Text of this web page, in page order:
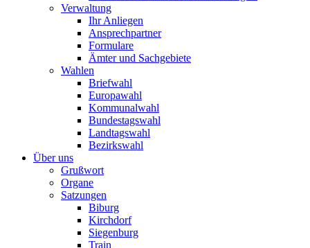
Verwaltung
Ihr Anliegen
Ansprechpartner
Formulare
Ämter und Sachgebiete
Wahlen
Briefwahl
Europawahl
Kommunalwahl
Bundestagswahl
Landtagswahl
Bezirkswahl
Über uns
Grußwort
Organe
Satzungen
Biburg
Kirchdorf
Siegenburg
Train